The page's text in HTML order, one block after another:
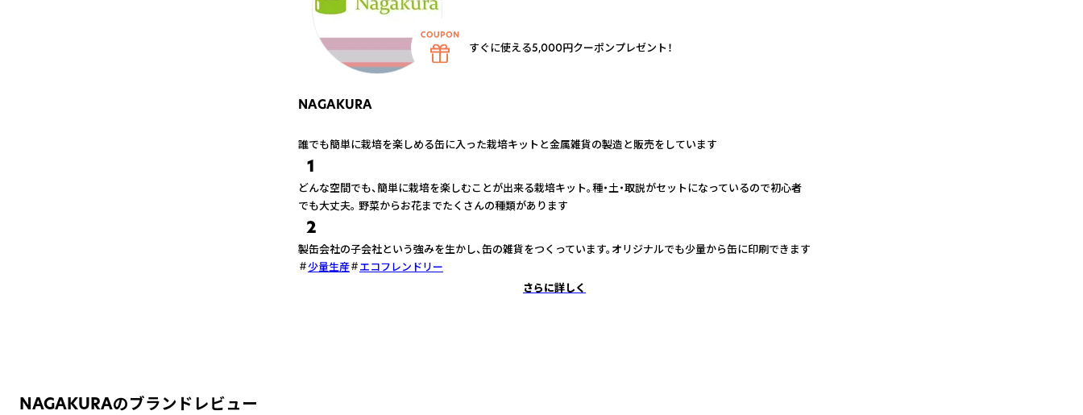
NAGAKURA
誰でも簡単に栽培を楽しめる缶に入った栽培キットと金属雑貨の製造と販売をしています
1
どんな空間でも、簡単に栽培を楽しむことが出来る栽培キット。種・土・取説がセットになっているので初心者
でも大丈夫。 野菜からお花までたくさんの種類があります
2
製缶会社の子会社という強みを生かし、缶の雑貨をつくっています。オリジナルでも少量から缶に印刷できます
少量生産
エコフレンドリー
さらに詳しく
NAGAKURAのブランドレビュー
すぐに使える5,000円クーポンプレゼント！